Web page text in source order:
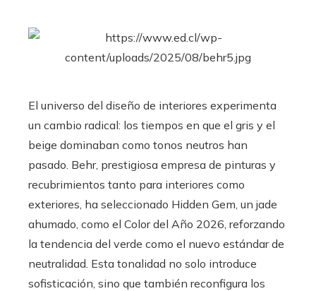
El universo del diseño de interiores experimenta
un cambio radical: los tiempos en que el gris y el
beige dominaban como tonos neutros han
pasado. Behr, prestigiosa empresa de pinturas y
recubrimientos tanto para interiores como
exteriores, ha seleccionado Hidden Gem, un jade
ahumado, como el Color del Año 2026, reforzando
la tendencia del verde como el nuevo estándar de
neutralidad. Esta tonalidad no solo introduce
sofisticación, sino que también reconfigura los